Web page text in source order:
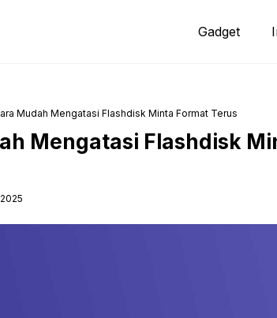
Gadget
Mudah Mengatasi Flashdisk Minta Format Terus
Mengatasi Flashdisk